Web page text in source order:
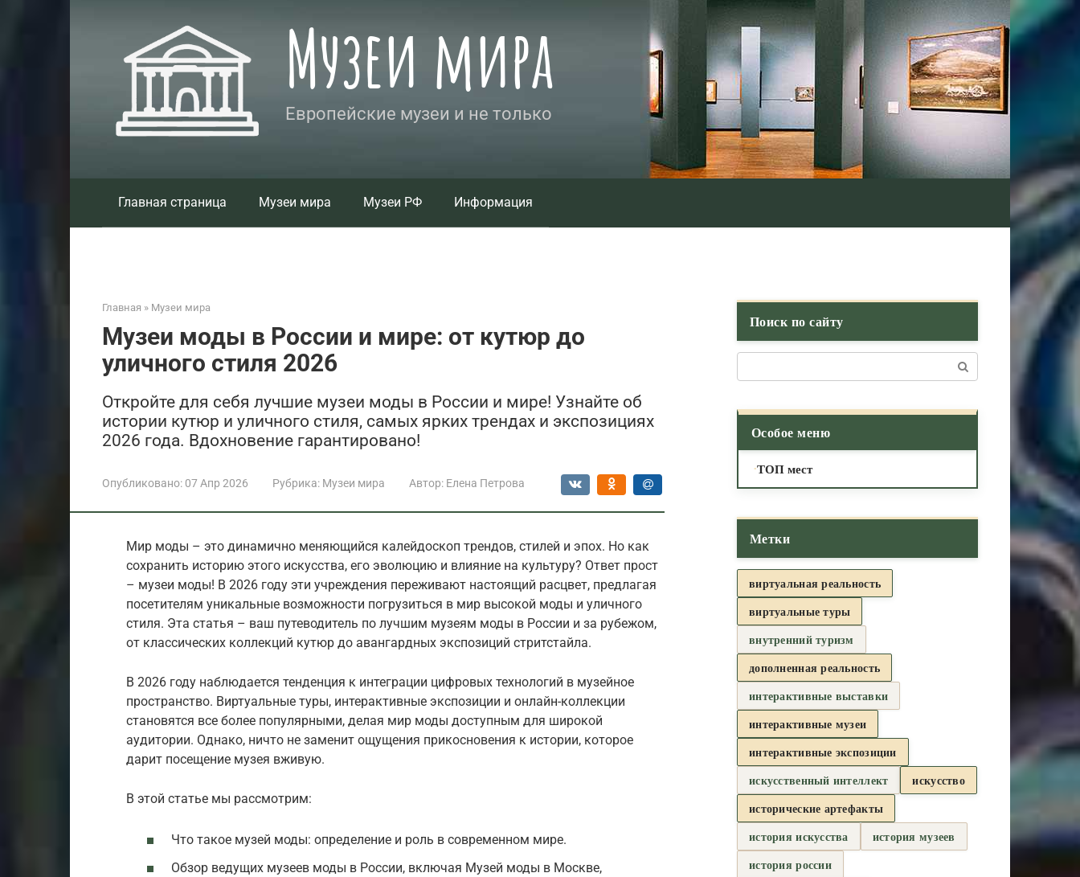
Музеи мира
Европейские музеи и не только
Главная страница Музеи мира Музеи РФ Информация
Главная » Музеи мира
Музеи моды в России и мире: от кутюр до
уличного стиля 2026
Откройте для себя лучшие музеи моды в России и мире! Узнайте об
истории кутюр и уличного стиля, самых ярких трендах и экспозициях
2026 года. Вдохновение гарантировано!
Опубликовано: 07 Апр 2026 Рубрика: Музеи мира Автор: Елена Петрова
Мир моды – это динамично меняющийся калейдоскоп трендов, стилей и эпох. Но как
сохранить историю этого искусства, его эволюцию и влияние на культуру? Ответ прост
– музеи моды! В 2026 году эти учреждения переживают настоящий расцвет, предлагая
посетителям уникальные возможности погрузиться в мир высокой моды и уличного
стиля. Эта статья – ваш путеводитель по лучшим музеям моды в России и за рубежом,
от классических коллекций кутюр до авангардных экспозиций стритстайла.
В 2026 году наблюдается тенденция к интеграции цифровых технологий в музейное
пространство. Виртуальные туры, интерактивные экспозиции и онлайн-коллекции
становятся все более популярными, делая мир моды доступным для широкой
аудитории. Однако, ничто не заменит ощущения прикосновения к истории, которое
дарит посещение музея вживую.
В этой статье мы рассмотрим:
Что такое музей моды: определение и роль в современном мире.
Обзор ведущих музеев моды в России, включая Музей моды в Москве,
Поиск по сайту
Особое меню
ТОП мест
Метки
виртуальная реальность
виртуальные туры
внутренний туризм
дополненная реальность
интерактивные выставки
интерактивные музеи
интерактивные экспозиции
искусственный интеллект
искусство
исторические артефакты
история искусства
история музеев
история россии